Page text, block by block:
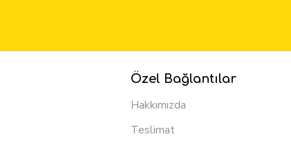
Özel Bağlantılar
Hakkımızda
Teslimat